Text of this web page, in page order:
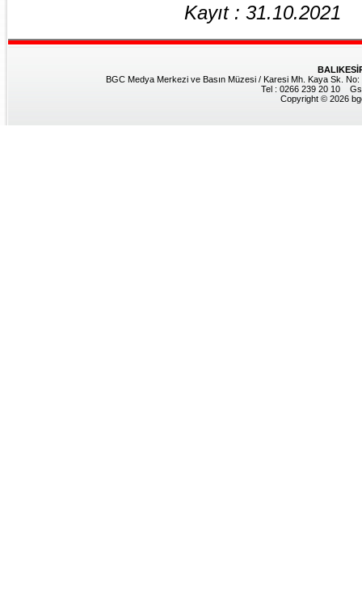
Kayıt : 31.10.2021
BGC Medya Merkezi ve Basın Müzesi / Karesi Mh. Kaya Sk.
Tel : 0266 239 20 10
Copyright © 2026